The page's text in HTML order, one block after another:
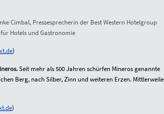
Cimbal, Pressesprecherin der Best Western Hotelgroup
Hotels und Gastronomie
)
Seit mehr als 500 Jahren schürfen Mineros genannte
Berg, nach Silber, Zinn und weiteren Erzen. Mittlerweile
)